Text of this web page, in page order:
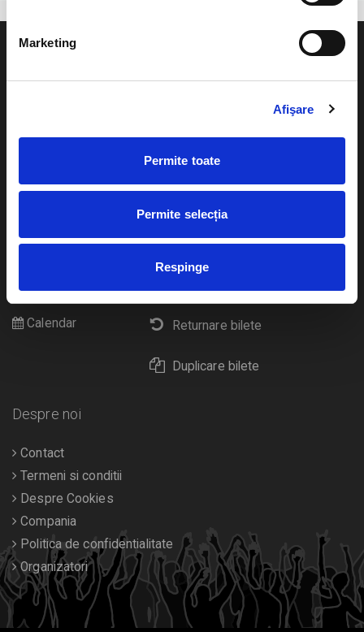
Marketing
Afişare
Permite toate
Permite selecția
Respinge
Cum comand bilete?
eBilet printat acasa
Returnare bilete
Duplicare bilete
Pentru copii
Diverse
Calendar
Despre noi
Contact
Termeni si conditii
Despre Cookies
Compania
Politica de confidentialitate
Organizatori